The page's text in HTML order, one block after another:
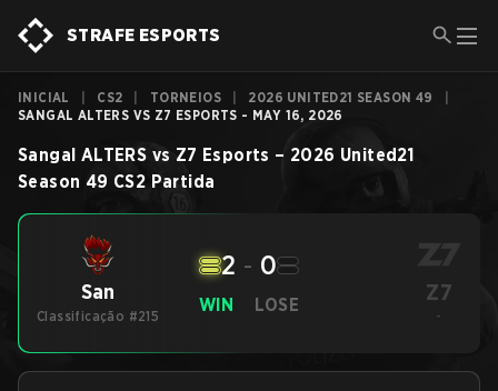
STRAFE ESPORTS
INICIAL CS2 TORNEIOS 2026 UNITED21 SEASON 49
SANGAL ALTERS VS Z7 ESPORTS - MAY 16, 2026
Sangal ALTERS vs Z7 Esports – 2026 United21
Season 49 CS2 Partida
San
Classificação #215
WIN
2 - 0
LOSE Z7
-